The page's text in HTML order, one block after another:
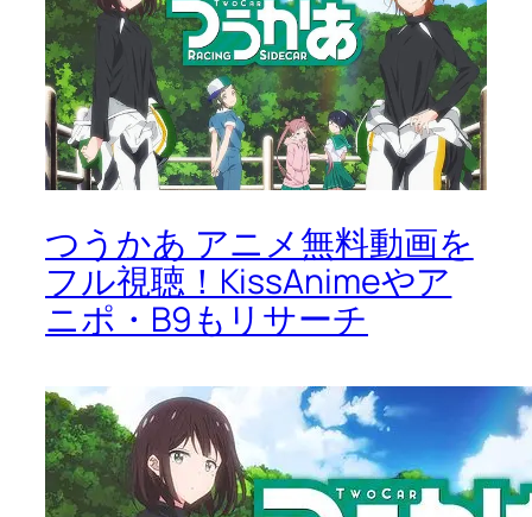
つうかあ アニメ無料動画を
フル視聴！KissAnimeやア
ニポ・B9もリサーチ